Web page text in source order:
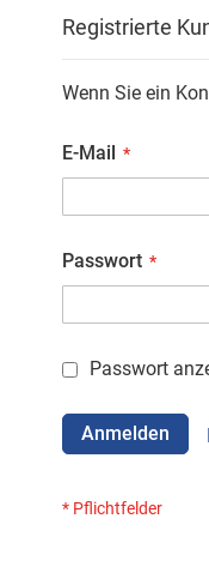
Registrierte
Wenn Sie ein
E-Mail
Passwort
Passwort
Anmelden